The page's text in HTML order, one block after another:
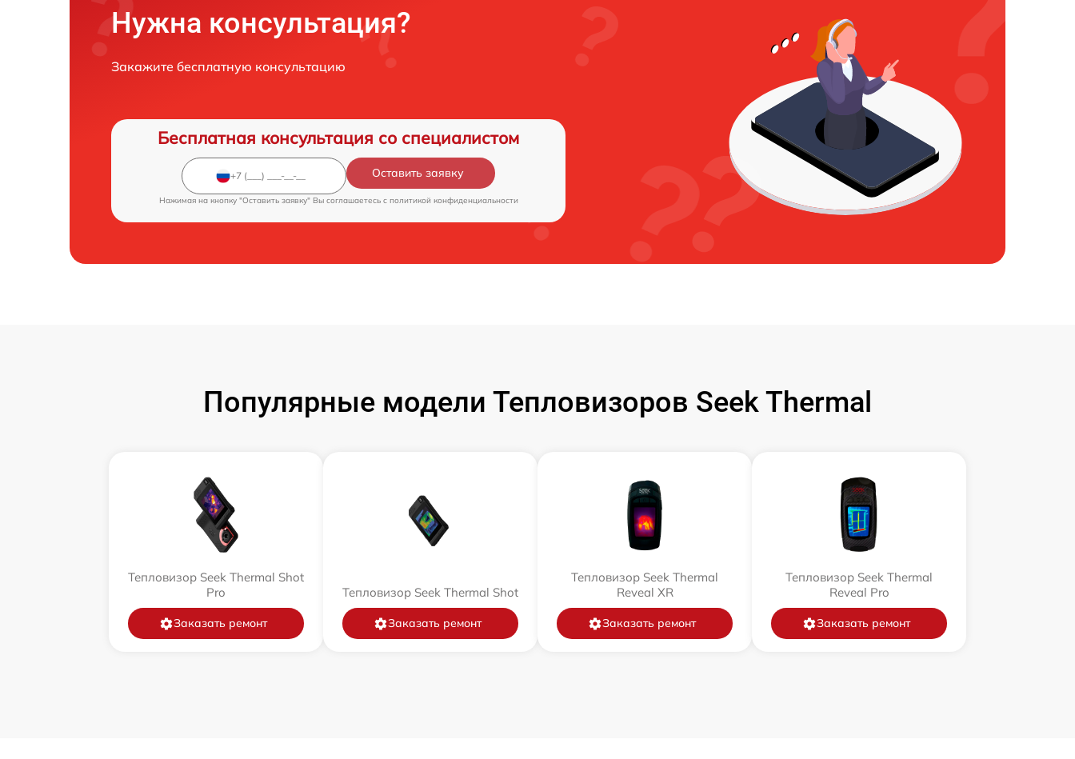
Нужна консультация?
Закажите бесплатную консультацию
Бесплатная консультация со специалистом
Оставить заявку
Нажимая на кнопку "Оставить заявку" Вы соглашаетесь c политикой конфиденциальности
Популярные модели Тепловизоров Seek Thermal
Тепловизор Seek Thermal Shot
Pro
Заказать ремонт
Тепловизор Seek Thermal Shot
Заказать ремонт
Тепловизор Seek Thermal
Reveal XR
Заказать ремонт
Тепловизор Seek Thermal
Reveal Pro
Заказать ремонт